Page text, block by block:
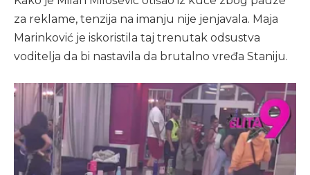
za reklame, tenzija na imanju nije jenjavala. Maja
Marinković je iskoristila taj trenutak odsustva
voditelja da bi nastavila da brutalno vređa Staniju.